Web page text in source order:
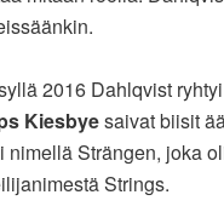
2016 Dahlqvist
Kiesbyesaivat biisit
nimellä Strängen, joka
Strings.